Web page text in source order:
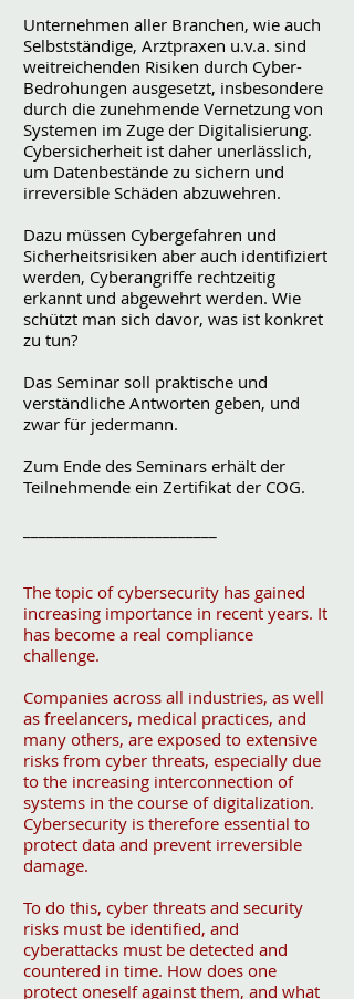
Unternehmen aller Branchen, wie auch
Selbstständige, Arztpraxen u.v.a. sind
weitreichenden Risiken durch Cyber-
Bedrohungen ausgesetzt, insbesondere
durch die zunehmende Vernetzung von
Systemen im Zuge der Digitalisierung.
Cybersicherheit ist daher unerlässlich,
um Datenbestände zu sichern und
irreversible Schäden abzuwehren.
Dazu müssen Cybergefahren und
Sicherheitsrisiken aber auch identifiziert
werden, Cyberangriffe rechtzeitig
erkannt und abgewehrt werden. Wie
schützt man sich davor, was ist konkret
zu tun?
Das Seminar soll praktische und
verständliche Antworten geben, und
zwar für jedermann.
Zum Ende des Seminars erhält der
Teilnehmende ein Zertifikat der COG.
The topic of cybersecurity has gained
increasing importance in recent years. It
has become a real compliance
challenge.
Companies across all industries, as well
as freelancers, medical practices, and
many others, are exposed to extensive
risks from cyber threats, especially due
to the increasing interconnection of
systems in the course of digitalization.
Cybersecurity is therefore essential to
protect data and prevent irreversible
damage.
To do this, cyber threats and security
risks must be identified, and
cyberattacks must be detected and
countered in time. How does one
protect oneself against them, and what